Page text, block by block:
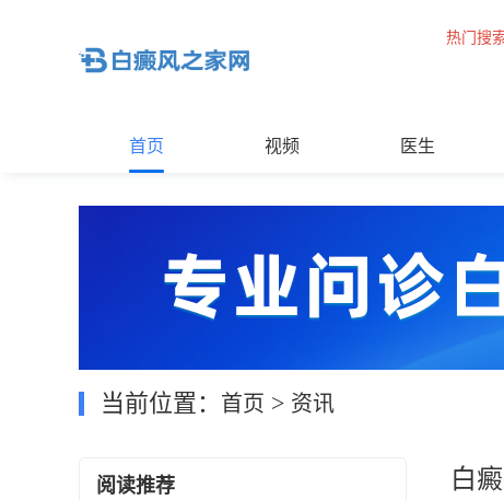
热门搜索
首页 视频 医生
当前位置： 首页 > 资讯
阅读推荐 白